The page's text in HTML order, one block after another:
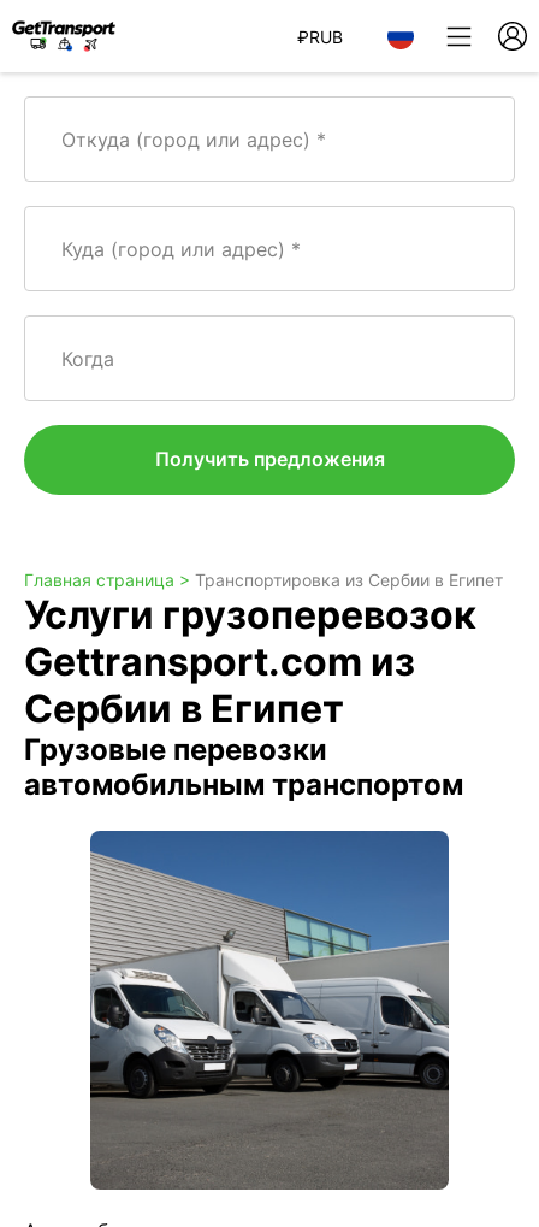
₽RUB
Откуда (город или адрес)
Куда (город или адрес)
Когда
Получить предложения
Главная страница > Транспортировка из Сербии в Египет
Услуги грузоперевозок
Gettransport.com из
Сербии в Египет
Грузовые перевозки
автомобильным транспортом